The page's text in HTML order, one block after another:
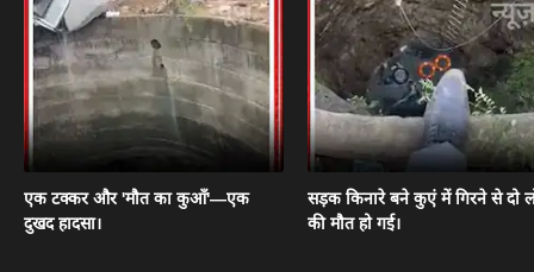
एक टक्कर और 'मौत का कुआँ'—एक
दुखद हादसा।
सड़क किनारे बने कुएं में गिरने से दो
की मौत हो गई।